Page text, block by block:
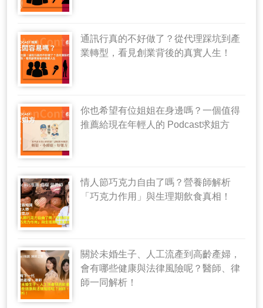
通訊行真的不好做了？從代理踩坑到產
業轉型，看見創業背後的真實人生！
你也希望有位姐姐在身邊嗎？一個值得
推薦給現在年輕人的 Podcast求姐方
情人節巧克力自由了嗎？營養師解析
「巧克力作用」與生理期飲食真相！
關於未婚生子、人工流產到高齡產婦，
會有哪些健康與法律風險呢？醫師、律
師一同解析！